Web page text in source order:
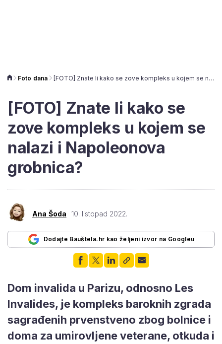
Foto dana [FOTO] Znate li kako se zove kompleks u kojem se nalazi i Napoleonova grobnica?
[FOTO] Znate li kako se
zove kompleks u kojem se
nalazi i Napoleonova
grobnica?
Ana Šoda 10. listopad 2022.
Dodajte Bauštela.hr kao željeni izvor na Googleu
Dom invalida u Parizu, odnosno Les
Invalides, je kompleks baroknih zgrada
sagrađenih prvenstveno zbog bolnice i
doma za umirovljene veterane, otkuda i